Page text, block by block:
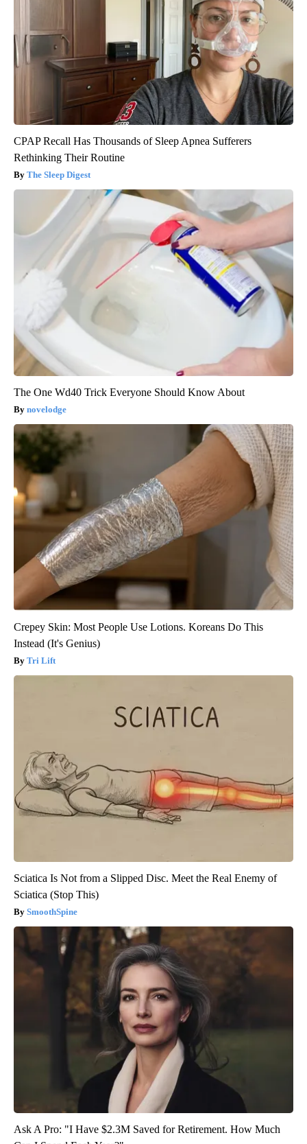
CPAP Recall Has Thousands of Sleep Apnea Sufferers
Rethinking Their Routine
The Sleep Digest
The One Wd40 Trick Everyone Should Know About
novelodge
Crepey Skin: Most People Use Lotions. Koreans Do This
Instead (It's Genius)
Tri Lift
Sciatica Is Not from a Slipped Disc. Meet the Real Enemy of
Sciatica (Stop This)
SmoothSpine
Ask A Pro: "I Have $2.3M Saved for Retirement. How Much